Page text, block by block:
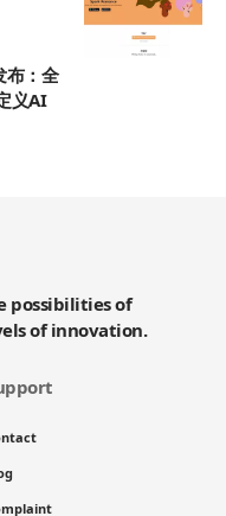
布：全
义AI
possibilities of
of innovation.